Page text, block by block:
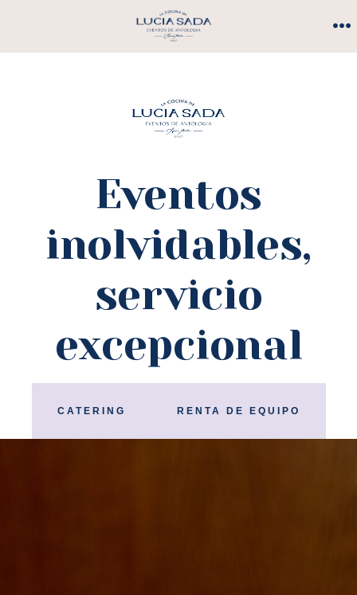
Eventos
inolvidables,
servicio
excepcional
CATERING RENTA DE EQUIPO